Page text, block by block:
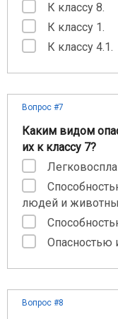
К классу 8.
К классу 1.
К классу 4.1.
Вопрос #7
Каким видом
их к классу 7?
людей и
Опасностью
Вопрос #8